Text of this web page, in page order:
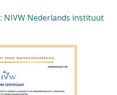
NIVW Nederlands instituut